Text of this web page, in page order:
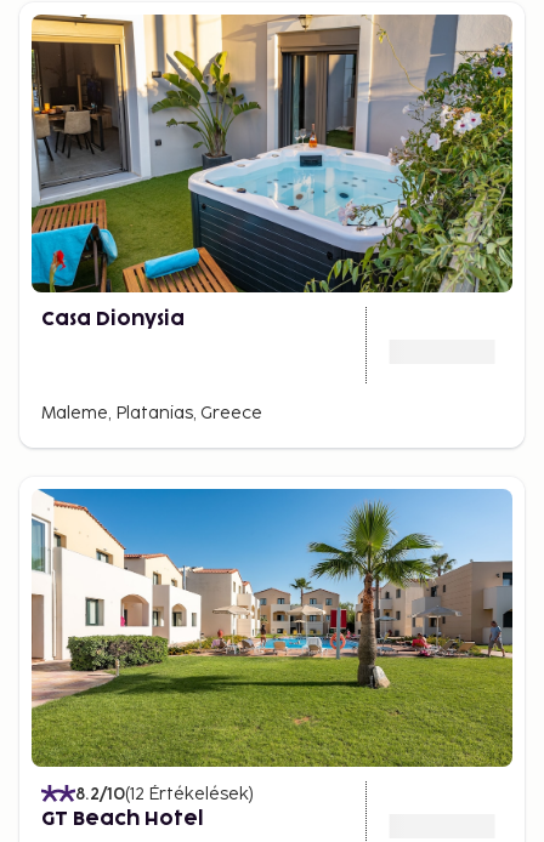
Casa Dionysia
Maleme, Platanias, Greece
8.2/10(12 Értékelések)
GT Beach Hotel